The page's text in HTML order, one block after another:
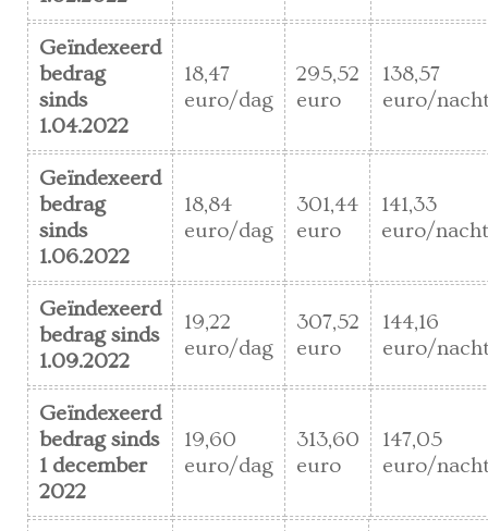
Geïndexeerd
bedrag
sinds
1.04.2022
18,47
euro/dag
295,52
euro
138,57
euro/
Geïndexeerd
bedrag
sinds
1.06.2022
18,84
euro/dag
301,44
euro
141,33
euro/
Geïndexeerd
bedrag sinds
1.09.2022
19,22
euro/dag
307,52
euro
144,16
euro/
Geïndexeerd
bedrag sinds
1 december
2022
19,60
euro/dag
313,60
euro
147,05
euro/